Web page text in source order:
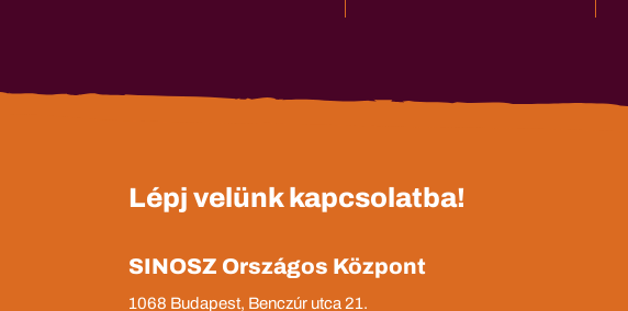
Lépj velünk kapcsolatba!
SINOSZ Országos Központ
1068 Budapest, Benczúr utca 21.